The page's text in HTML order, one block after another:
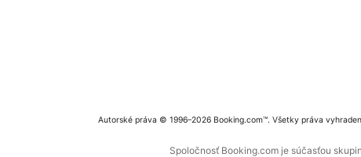
Autorské práva © 1996–2026 Booking.com™. Všetky práva
Spoločnosť Booking.com je súčasťou